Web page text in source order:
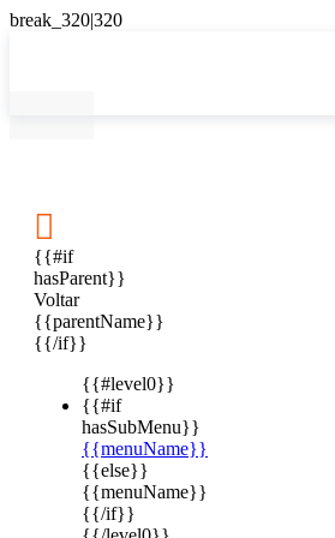

{{#if
hasParent}}
Voltar
{{parentName}}
{{/if}}
{{#level0}}
{{#if
hasSubMenu}}
{{menuName}}
{{else}}
{{menuName}}
{{/if}}